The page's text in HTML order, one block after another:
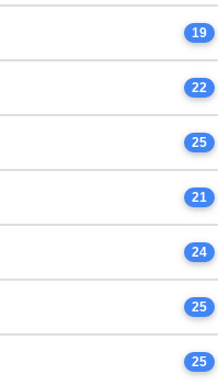
19
22
25
21
24
25
25